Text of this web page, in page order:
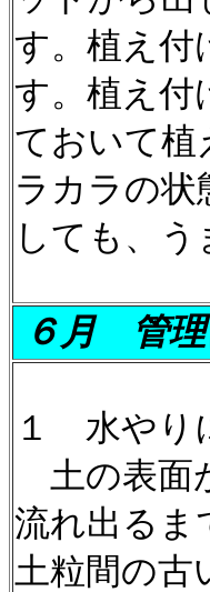
す。植え付
す。植え付
ておいて植
ラカラの状
しても、
６月 管
１ 水やり
土の表面
流れ出るま
土粒間の古